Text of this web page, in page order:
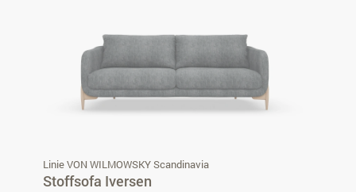
Linie VON WILMOWSKY Scandinavia
Stoffsofa Iversen